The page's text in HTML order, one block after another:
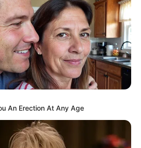
A Person Says This
An Erection At Any Age